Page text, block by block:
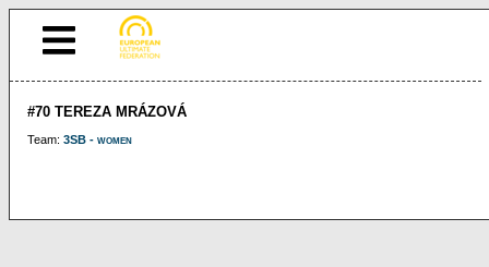
#70 TEREZA MRÁZOVÁ
Team: 3SB - women